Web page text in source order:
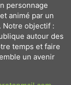
personnage
animé par un
Notre objectif :
autour des
temps et faire
un avenir